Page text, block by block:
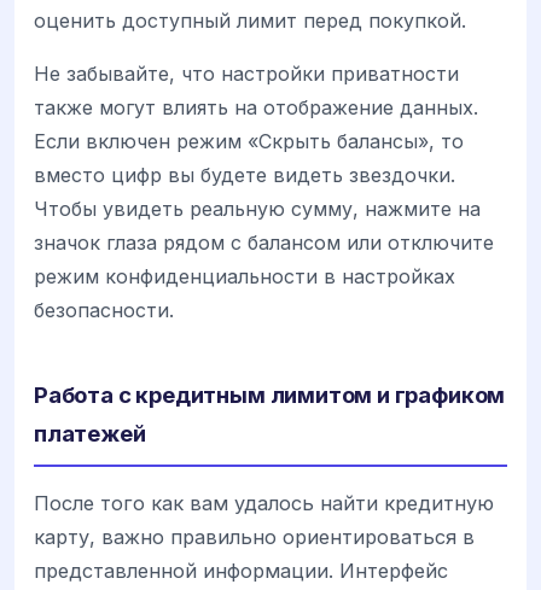
оценить доступный лимит перед покупкой.
Не забывайте, что настройки приватности
также могут влиять на отображение данных.
Если включен режим «Скрыть балансы», то
вместо цифр вы будете видеть звездочки.
Чтобы увидеть реальную сумму, нажмите на
значок глаза рядом с балансом или отключите
режим конфиденциальности в настройках
безопасности.
Работа с кредитным лимитом и графиком
платежей
После того как вам удалось найти кредитную
карту, важно правильно ориентироваться в
представленной информации. Интерфейс